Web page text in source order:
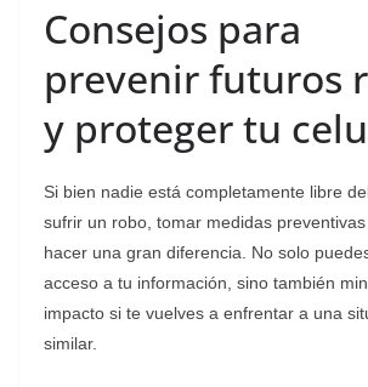
Consejos para
prevenir futuros
y proteger tu
Si bien nadie está completamente libre
sufrir un robo, tomar medidas
hacer una gran diferencia. No solo
acceso a tu información, sino también
impacto si te vuelves a enfrentar a una
similar.